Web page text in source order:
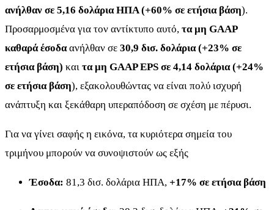
ανήλθαν σε 5,16 δολάρια ΗΠΑ (+60% σε ετήσια βάση).
Προσαρμοσμένα για τον αντίκτυπο αυτό, τα μη GAAP
καθαρά έσοδαανήλθαν σε 30,9 δισ. δολάρια (+23% σε
ετήσια βάση) και τα μη GAAP EPS σε 4,14 δολάρια (+24%
σε ετήσια βάση), εξακολουθώντας να είναι πολύ ισχυρή
ανάπτυξη και ξεκάθαρη υπεραπόδοση σε σχέση με πέρυσι.
Για να γίνει σαφής η εικόνα, τα κυριότερα σημεία του
τριμήνου μπορούν να συνοψιστούν ως εξής
Έσοδα: 81,3 δισ. δολάρια ΗΠΑ, +17% σε ετήσια βάση